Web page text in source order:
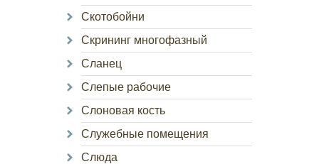
Скотобойни
Скрининг многофазный
Сланец
Слепые рабочие
Слоновая кость
Служебные помещения
Слюда